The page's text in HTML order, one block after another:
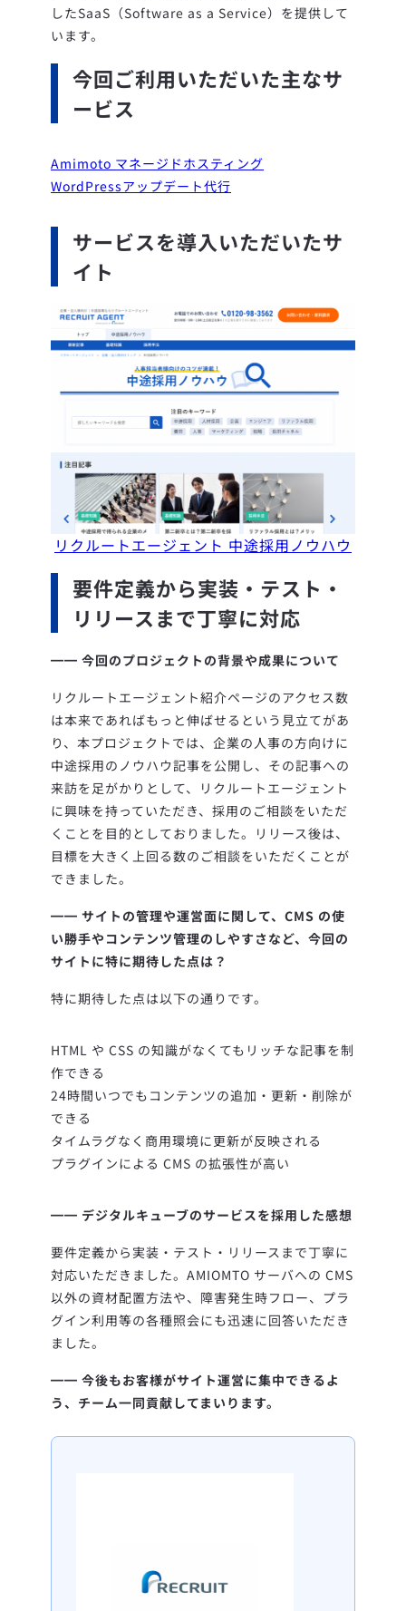
したSaaS（Software as a Service）を提供して
います。
今回ご利用いただいた主なサ
ービス
Amimoto マネージドホスティング
WordPressアップデート代行
サービスを導入いただいたサ
イト
リクルートエージェント 中途採用ノウハウ
要件定義から実装・テスト・
リリースまで丁寧に対応
━━ 今回のプロジェクトの背景や成果について
リクルートエージェント紹介ページのアクセス数
は本来であればもっと伸ばせるという見立てがあ
り、本プロジェクトでは、企業の人事の方向けに
中途採用のノウハウ記事を公開し、その記事への
来訪を足がかりとして、リクルートエージェント
に興味を持っていただき、採用のご相談をいただ
くことを目的としておりました。
リリース後は、
目標を大きく上回る数のご相談をいただくことが
できました。
━━ サイトの管理や運営面に関して、CMS の使
い勝手やコンテンツ管理のしやすさなど、今回の
サイトに特に期待した点は？
特に期待した点は以下の通りです。
HTML や CSS の知識がなくてもリッチな記事を制
作できる
24時間いつでもコンテンツの追加・更新・削除が
できる
タイムラグなく商用環境に更新が反映される
プラグインによる CMS の拡張性が高い
━━ デジタルキューブのサービスを採用した感想
要件定義から実装・テスト・リリースまで丁寧に
対応いただきました。AMIOMTO サーバへの CMS
以外の資材配置方法や、障害発生時フロー、プラ
グイン利用等の各種照会にも迅速に回答いただき
ました。
━━ 今後もお客様がサイト運営に集中できるよ
う、チーム一同貢献してまいります。